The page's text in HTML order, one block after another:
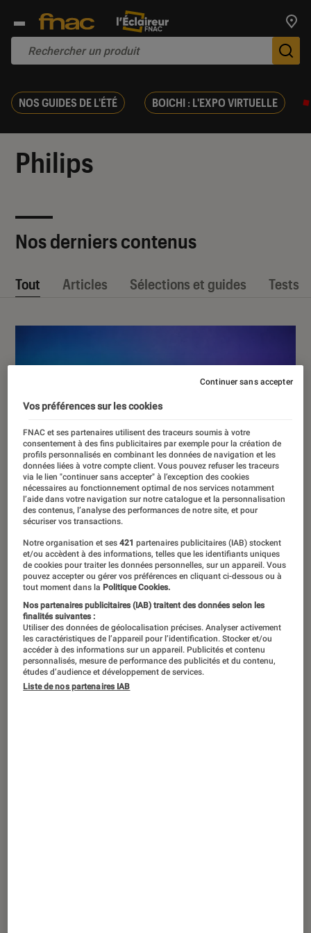
NOS GUIDES DE L'ÉTÉ BOICHI : L'EXPO VIRTUELLE
Philips
Nos derniers contenus
Tout Articles Sélections et guides Tests
Philips OLED 2026 : premiers téléviseurs
OLED au monde avec Dolby Vision 2
Max, AmbiScape et l’adieu définitif à
Tech • 24 mar. 2026
Vos préférences sur les cookies
FNAC et ses partenaires utilisent des traceurs soumis à votre
consentement à des fins publicitaires par exemple pour la création de
profils personnalisés en combinant les données de navigation et les
données liées à votre compte client. Vous pouvez refuser les traceurs
via le lien "continuer sans accepter" à l’exception des cookies
nécessaires au fonctionnement optimal de nos services notamment
l’aide dans votre navigation sur notre catalogue et la personnalisation
des contenus, l’analyse des performances de notre site, et pour
sécuriser vos transactions.
Notre organisation et ses421 partenaires publicitaires (IAB) stockent
et/ou accèdent à des informations, telles que les identifiants uniques
de cookies pour traiter les données personnelles, sur un appareil. Vous
pouvez accepter ou gérer vos préférences en cliquant ci-dessous ou à
tout moment dans la Politique Cookies.
Nos partenaires publicitaires (IAB) traitent des données selon les
finalités suivantes :
Utiliser des données de géolocalisation précises. Analyser activement
les caractéristiques de l’appareil pour l’identification. Stocker et/ou
accéder à des informations sur un appareil. Publicités et contenu
personnalisés, mesure de performance des publicités et du contenu,
études d’audience et développement de services.
Liste de nos partenaires IAB
Continuer sans accepter